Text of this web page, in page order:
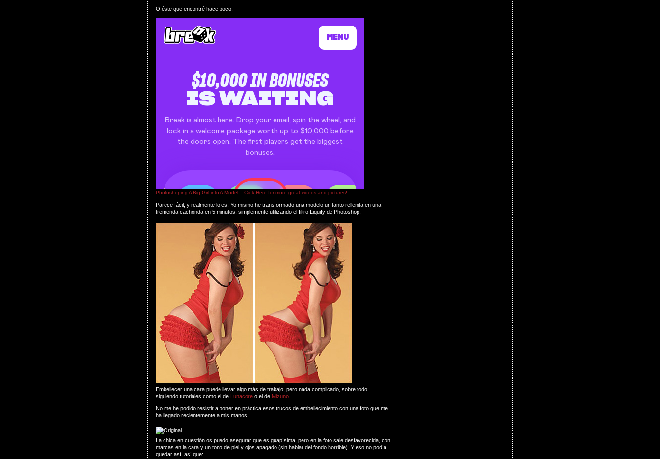
O éste que encontré hace poco:
Photoshoping A Big Girl into A Model – Click Here for more great videos and pictures!
Parece fácil, y realmente lo es. Yo mismo he transformado una modelo un tanto rellenita en una
tremenda cachonda en 5 minutos, simplemente utilizando el filtro Liquify de Photoshop.
Embellecer una cara puede llevar algo más de trabajo, pero nada complicado, sobre todo
siguiendo tutoriales como el de Lunacore o el de Mizuno
No me he podido resistir a poner en práctica esos trucos de embellecimiento con una foto que me
ha llegado recientemente a mis manos.
La chica en cuestión os puedo asegurar que es guapísima, pero en la foto sale desfavorecida, con
marcas en la cara y un tono de piel y ojos apagado (sin hablar del fondo horrible). Y eso no podía
quedar así, así que: